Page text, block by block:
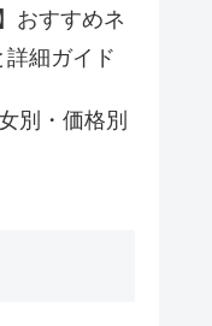
おすすめネ
詳細ガイド
別・価格別